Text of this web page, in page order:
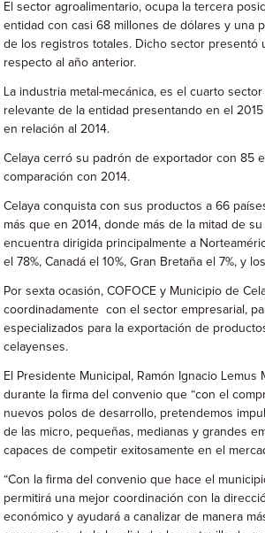
El sector agroalimentario, ocupa la tercera
entidad con casi 68 millones de dólares y una
de los registros totales. Dicho sector presentó
respecto al año anterior.
La industria metal-mecánica, es el cuarto
relevante de la entidad presentando en el
en relación al 2014.
Celaya cerró su padrón de exportador con 85
comparación con 2014.
Celaya conquista con sus productos a 66
más que en 2014, donde más de la mitad de
encuentra dirigida principalmente a
el 78%, Canadá el 10%, Gran Bretaña el 7%, y
Por sexta ocasión, COFOCE y Municipio de
coordinadamente con el sector empresarial,
especializados para la exportación de
celayenses.
El Presidente Municipal, Ramón Ignacio Lemus
durante la firma del convenio que “con el
nuevos polos de desarrollo, pretendemos
de las micro, pequeñas, medianas y grandes
capaces de competir exitosamente en el
“Con la firma del convenio que hace el
permitirá una mejor coordinación con la
económico y ayudará a canalizar de manera